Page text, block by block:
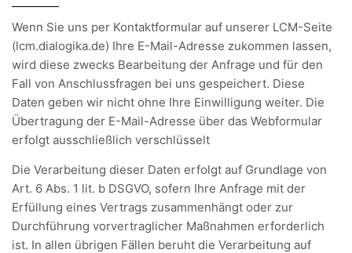
Wenn Sie uns per Kontaktformular auf unserer LCM-Seite
(lcm.dialogika.de) Ihre E-Mail-Adresse zukommen lassen,
wird diese zwecks Bearbeitung der Anfrage und für den
Fall von Anschlussfragen bei uns gespeichert. Diese
Daten geben wir nicht ohne Ihre Einwilligung weiter. Die
Übertragung der E-Mail-Adresse über das Webformular
erfolgt ausschließlich verschlüsselt
Die Verarbeitung dieser Daten erfolgt auf Grundlage von
Art. 6 Abs. 1 lit. b DSGVO, sofern Ihre Anfrage mit der
Erfüllung eines Vertrags zusammenhängt oder zur
Durchführung vorvertraglicher Maßnahmen erforderlich
ist. In allen übrigen Fällen beruht die Verarbeitung auf